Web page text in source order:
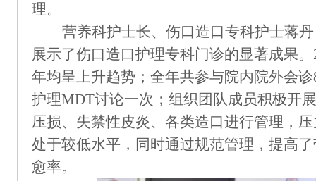
理。
营养科护士长、 伤口造口专科护士蒋
展示了伤口造口护理专科门诊的显著成果。
年均呈上升趋势 ；全年共参与院内院外会诊
护理MDT讨论一次； 组织团队成员积极开
压损、失禁性皮炎、各类造口进行管理，
处于较低水平，同时通过规范管理，提高
愈率。